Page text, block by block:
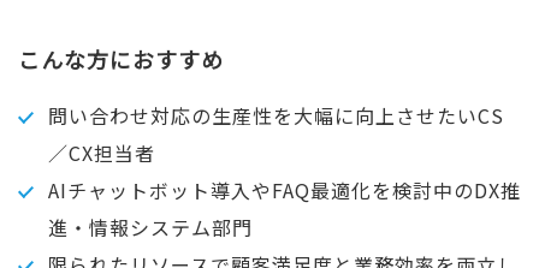
こんな方におすすめ
問い合わせ対応の生産性を大幅に向上させたいCS
／CX担当者
AIチャットボット導入やFAQ最適化を検討中のDX推
進・情報システム部門